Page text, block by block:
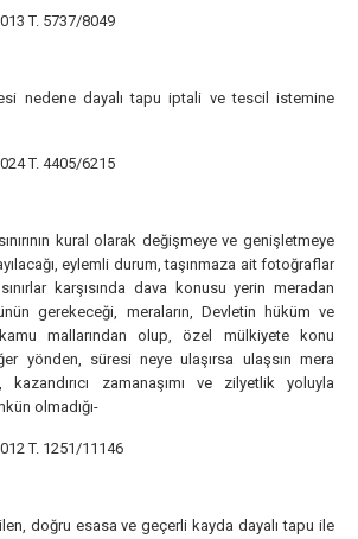
T. 5737/8049
nedene dayalı tapu iptali ve tescil istemine
T. 4405/6215
kural olarak değişmeye ve genişletmeye
eylemli durum, taşınmaza ait fotoğraflar
karşısında dava konusu yerin meradan
gerekeceği, meraların, Devletin hüküm ve
mallarından olup, özel mülkiyete konu
yönden, süresi neye ulaşırsa ulaşsın mera
kazandırıcı zamanaşımı ve zilyetlik yoluyla
olmadığı-
T. 1251/11146
doğru esasa ve geçerli kayda dayalı tapu ile